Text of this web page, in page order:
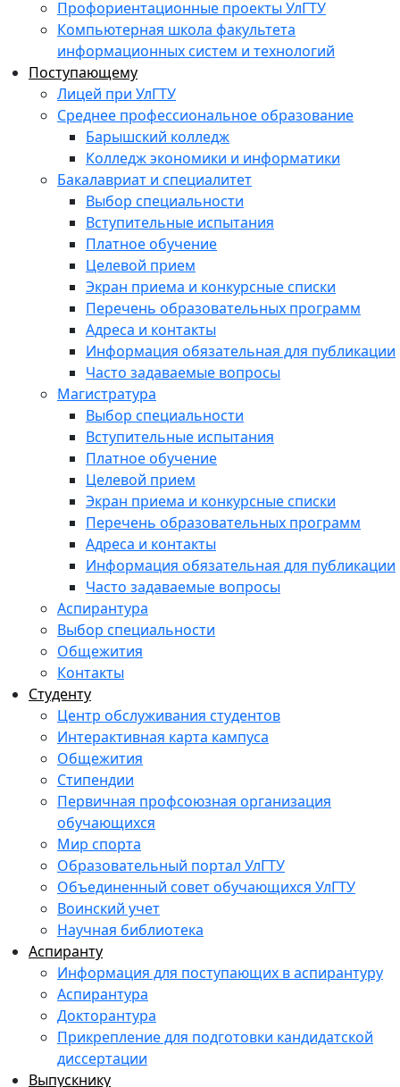
Профориентационные проекты УлГТУ
Компьютерная школа факультета
информационных систем и технологий
Поступающему
Лицей при УлГТУ
Среднее профессиональное образование
Барышский колледж
Колледж экономики и информатики
Бакалавриат и специалитет
Выбор специальности
Вступительные испытания
Платное обучение
Целевой прием
Экран приема и конкурсные списки
Перечень образовательных программ
Адреса и контакты
Информация обязательная для публикации
Часто задаваемые вопросы
Магистратура
Выбор специальности
Вступительные испытания
Платное обучение
Целевой прием
Экран приема и конкурсные списки
Перечень образовательных программ
Адреса и контакты
Информация обязательная для публикации
Часто задаваемые вопросы
Аспирантура
Выбор специальности
Общежития
Контакты
Студенту
Центр обслуживания студентов
Интерактивная карта кампуса
Общежития
Стипендии
Первичная профсоюзная организация
обучающихся
Мир спорта
Образовательный портал УлГТУ
Объединенный совет обучающихся УлГТУ
Воинский учет
Научная библиотека
Аспиранту
Информация для поступающих в аспирантуру
Аспирантура
Докторантура
Прикрепление для подготовки кандидатской
диссертации
Выпускнику